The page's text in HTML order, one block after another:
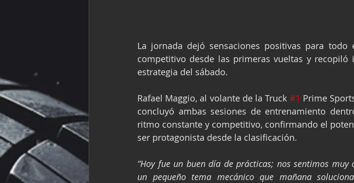
La jornada dejó sensaciones positivas para
competitivo desde las primeras vueltas y
estrategia del sábado.
Rafael Maggio, al volante de la Truck #1 Prime
concluyó ambas sesiones de entrenamiento
ritmo constante y competitivo, confirmando el
ser protagonista desde la clasificación.
“Hoy fue un buen día de prácticas; nos sentimos muy
un pequeño tema mecánico que mañana